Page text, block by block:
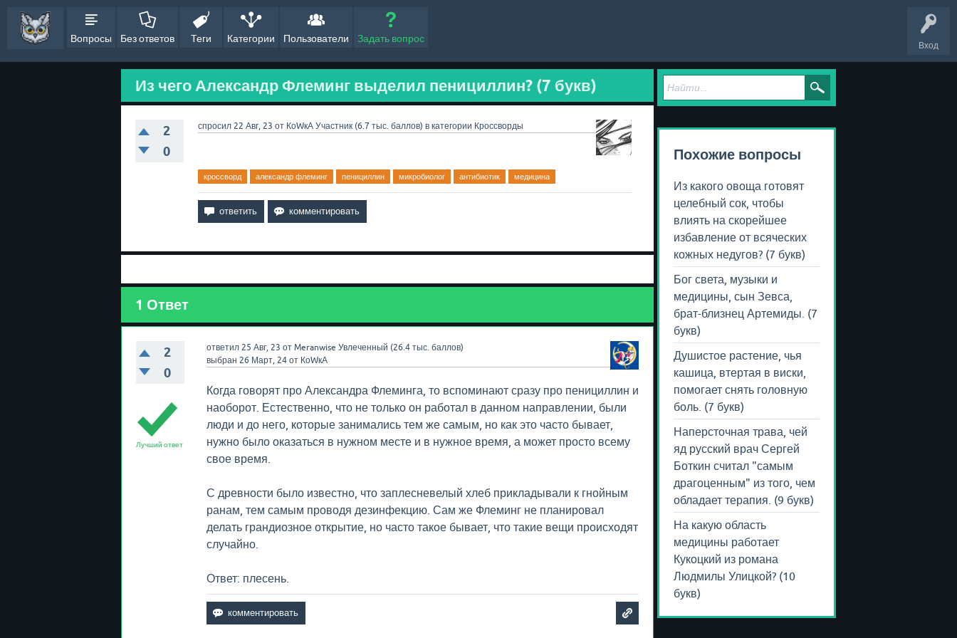
Вход
Вопросы Без ответов Теги Категории Пользователи Задать вопрос
Из чего Александр Флеминг выделил пенициллин? (7 букв)
2
0
спросил 22 Авг, 23 от КоWкА Участник (6.7 тыс. баллов) в категории Кроссворды
кроссворд александр флеминг пенициллин микробиолог антибиотик медицина
1 Ответ
2
0
ответил 25 Авг, 23 от Meranwise Увлеченный (26.4 тыс.баллов)
выбран 26 Март, 24 от КоWкА
Лучший ответ
Когда говорят про Александра Флеминга, то вспоминают сразу про пенициллин и
наоборот. Естественно, что не только он работал в данном направлении, были
люди и до него, которые занимались тем же самым, но как это часто бывает,
нужно было оказаться в нужном месте и в нужное время, а может просто всему
свое время.
С древности было известно, что заплесневелый хлеб прикладывали к гнойным
ранам, тем самым проводя дезинфекцию. Сам же Флеминг не планировал
делать грандиозное открытие, но часто такое бывает, что такие вещи происходят
случайно.
Ответ: плесень.
Похожие вопросы
Из какого овоща готовят
целебный сок, чтобы
влиять на скорейшее
избавление от всяческих
кожных недугов? (7 букв)
Бог света, музыки и
медицины, сын Зевса,
брат-близнец Артемиды. (7
букв)
Душистое растение, чья
кашица, втертая в виски,
помогает снять головную
боль. (7 букв)
Наперсточная трава, чей
яд русский врач Сергей
Боткин считал "самым
драгоценным" из того, чем
обладает терапия. (9 букв)
На какую область
медицины работает
Кукоцкий из романа
Людмилы Улицкой? (10
букв)